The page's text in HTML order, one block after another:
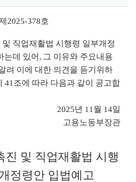
2025-378호
직업재활법 시행령 일부개정
는데 있어, 그 이유와 주요내용
려 이에 대한 의견을 듣기위하
41조에 따라 다음과 같이 공고합
2025년 11월 14일
고용노동부장관
진 및 직업재활법 시행
정령안 입법예고